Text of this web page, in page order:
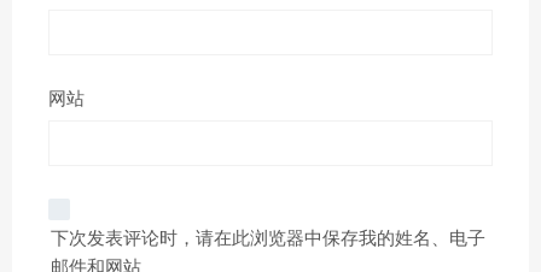
网站
下次发表评论时，请在此浏览器中保存我的姓名、电子
邮件和网站